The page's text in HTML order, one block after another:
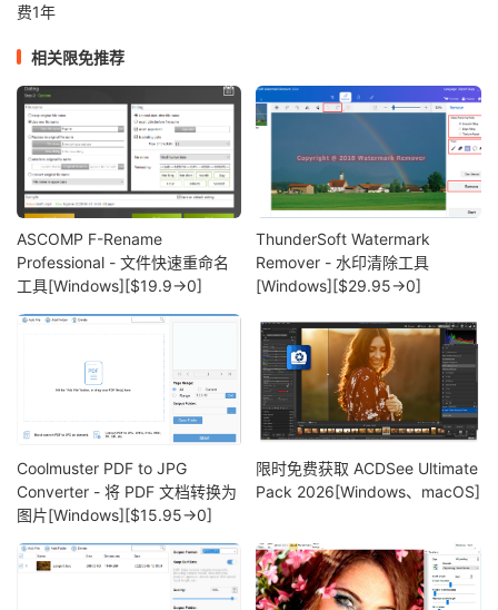
费1年
相关限免推荐
ASCOMP F-Rename
Professional - 文件快速重命名
工具[Windows][$19.9→0]
ThunderSoft Watermark
Remover - 水印清除工具
[Windows][$29.95→0]
Coolmuster PDF to JPG
Converter - 将 PDF 文档转换为
图片[Windows][$15.95→0]
限时免费获取 ACDSee Ultimate
Pack 2026[Windows、macOS]